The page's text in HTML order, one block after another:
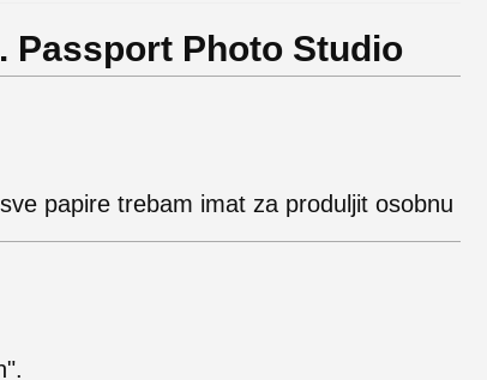
Passport Photo Studio
papire trebam imat za produljit osobnu